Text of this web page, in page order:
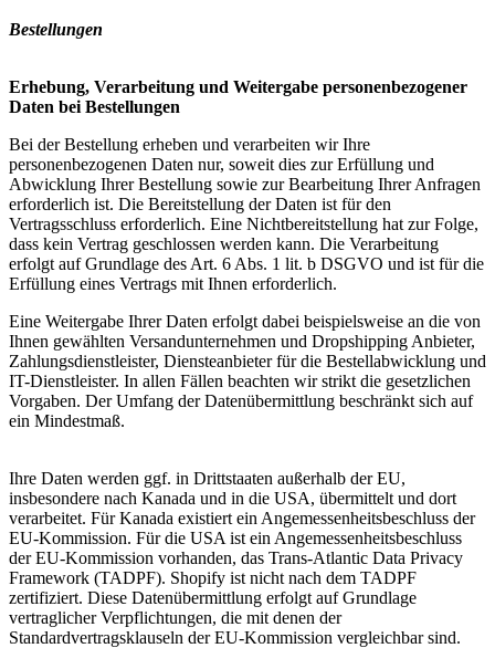
Bestellungen
Erhebung, Verarbeitung und Weitergabe personenbezogener
Daten bei Bestellungen
Bei der Bestellung erheben und verarbeiten wir Ihre
personenbezogenen Daten nur, soweit dies zur Erfüllung und
Abwicklung Ihrer Bestellung sowie zur Bearbeitung Ihrer Anfragen
erforderlich ist. Die Bereitstellung der Daten ist für den
Vertragsschluss erforderlich. Eine Nichtbereitstellung hat zur Folge,
dass kein Vertrag geschlossen werden kann. Die Verarbeitung
erfolgt auf Grundlage des Art. 6 Abs. 1 lit. b DSGVO und ist für die
Erfüllung eines Vertrags mit Ihnen erforderlich.
Eine Weitergabe Ihrer Daten erfolgt dabei beispielsweise an die von
Ihnen gewählten Versandunternehmen und Dropshipping Anbieter,
Zahlungsdienstleister, Diensteanbieter für die Bestellabwicklung und
IT-Dienstleister. In allen Fällen beachten wir strikt die gesetzlichen
Vorgaben. Der Umfang der Datenübermittlung beschränkt sich auf
ein Mindestmaß.
Ihre Daten werden ggf. in Drittstaaten außerhalb der EU,
insbesondere nach Kanada und in die USA, übermittelt und dort
verarbeitet. Für Kanada existiert ein Angemessenheitsbeschluss der
EU-Kommission. Für die USA ist ein Angemessenheitsbeschluss
der EU-Kommission vorhanden, das Trans-Atlantic Data Privacy
Framework (TADPF). Shopify ist nicht nach dem TADPF
zertifiziert. Diese Datenübermittlung erfolgt auf Grundlage
vertraglicher Verpflichtungen, die mit denen der
Standardvertragsklauseln der EU-Kommission vergleichbar sind.